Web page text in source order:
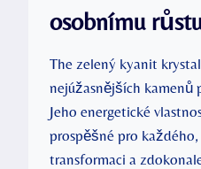
osobnímu
The zelený kyanit
nejúžasnějších kamenů
Jeho energetické
prospěšné pro
transformaci a